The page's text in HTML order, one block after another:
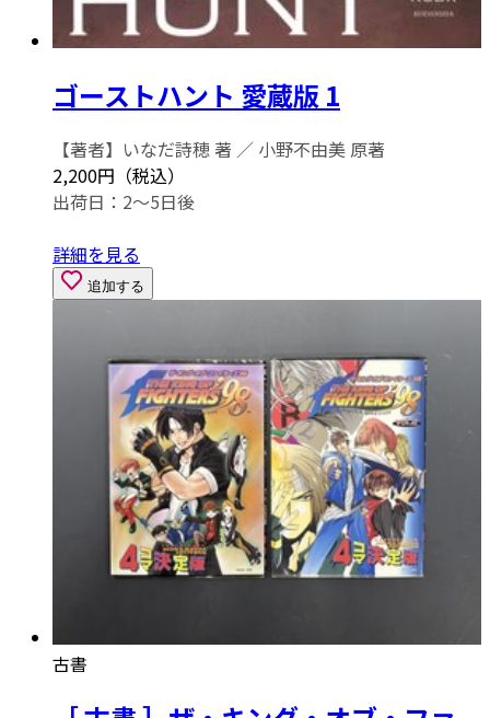
ゴーストハント 愛蔵版 1
【著者】いなだ詩穂 著 ／ 小野不由美 原著
2,200円（税込）
出荷日：2～5日後
詳細を見る
追加する
古書